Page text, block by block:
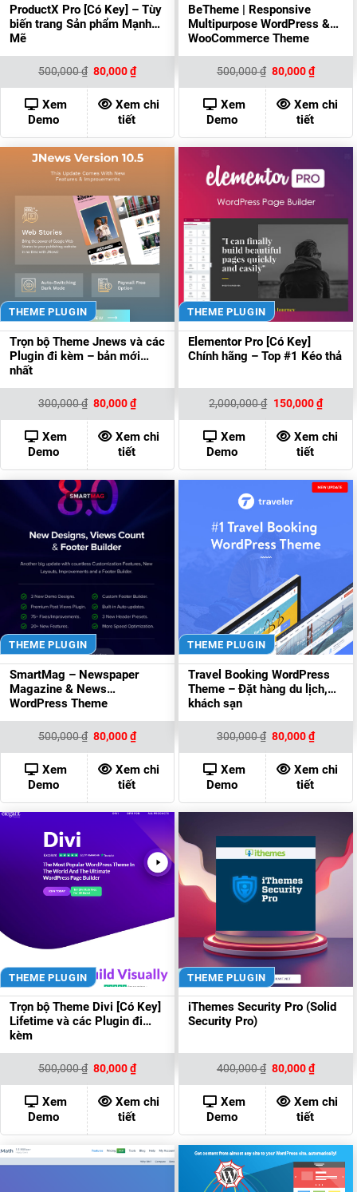
ProductX Pro [Có Key] – Tùy
biến trang Sản phẩm Mạnh
Mẽ
500,000₫ Giá
gốc
là:
500,000 ₫.
80,000₫Giá
hiện
tại
là:
80,000 ₫.
Xem
Demo
Xem chi
tiết
BeTheme | Responsive
Multipurpose WordPress &
WooCommerce Theme
500,000₫ Giá
gốc
là:
500,000 ₫.
80,000₫Giá
hiện
tại
là:
80,000
Xem
Demo
Xem chi
tiết
THEME PLUGIN
Trọn bộ Theme Jnews và các
Plugin đi kèm – bản mới
nhất
300,000₫ Giá
gốc
là:
300,000 ₫.
80,000₫Giá
hiện
tại
là:
80,000 ₫.
Xem
Demo
Xem chi
tiết
THEME PLUGIN
Elementor Pro [Có Key]
Chính hãng – Top #1 Kéo thả
2,000,000₫ Giá
là:
2,000,000 ₫.
150,000₫Giá
hiện
tại
là:
Xem
Demo
Xem chi
tiết
THEME PLUGIN
SmartMag – Newspaper
Magazine & News
WordPress Theme
500,000₫ Giá
gốc
là:
500,000 ₫.
80,000₫Giá
hiện
tại
là:
80,000 ₫.
Xem
Demo
Xem chi
tiết
THEME PLUGIN
Travel Booking WordPress
Theme – Đặt hàng du lịch,
khách sạn
300,000₫ Giá
gốc
là:
300,000 ₫.
80,000₫Giá
hiện
tại
là:
80,000
Xem
Demo
Xem chi
tiết
THEME PLUGIN
Trọn bộ Theme Divi [Có Key]
Lifetime và các Plugin đi
kèm
500,000₫ Giá
gốc
là:
500,000 ₫.
80,000₫Giá
hiện
tại
là:
80,000 ₫.
Xem
Demo
Xem chi
tiết
THEME PLUGIN
iThemes Security Pro (Solid
Security Pro)
400,000₫ Giá
gốc
là:
400,000 ₫.
80,000₫Giá
hiện
tại
là:
80,000
Xem
Demo
Xem chi
tiết